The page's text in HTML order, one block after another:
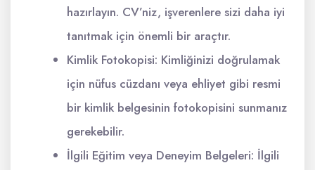
hazırlayın. CV’niz, işverenlere sizi daha iyi
tanıtmak için önemli bir araçtır.
Kimlik Fotokopisi: Kimliğinizi doğrulamak
için nüfus cüzdanı veya ehliyet gibi resmi
bir kimlik belgesinin fotokopisini sunmanız
gerekebilir.
İlgili Eğitim veya Deneyim Belgeleri: İlgili